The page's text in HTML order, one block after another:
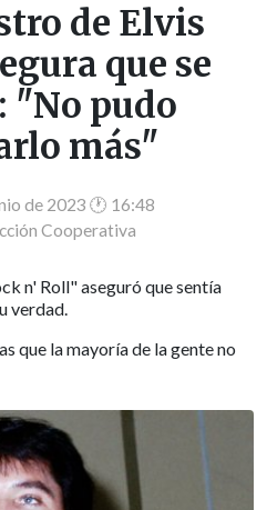
de Elvis
que se
"No pudo
más"
de 2023 🕐 16:48
Cooperativa
n' Roll" aseguró que sentía
verdad.
que la mayoría de la gente no